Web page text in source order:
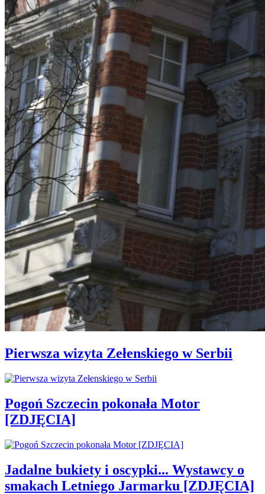
Pierwsza wizyta Zełenskiego w Serbii
Pogoń Szczecin pokonała Motor
[ZDJĘCIA]
Jadalne bukiety i oscypki... Wystawcy o
smakach Letniego Jarmarku [ZDJĘCIA]